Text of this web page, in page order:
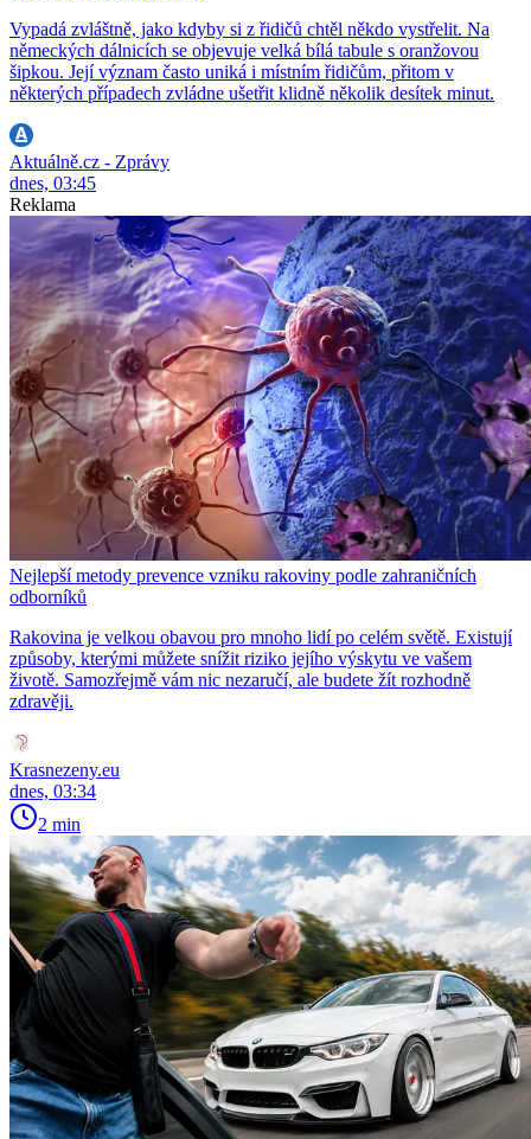
Vypadá zvláštně, jako kdyby si z řidičů chtěl někdo vystřelit. Na
německých dálnicích se objevuje velká bílá tabule s oranžovou
šipkou. Její význam často uniká i místním řidičům, přitom v
některých případech zvládne ušetřit klidně několik desítek minut.
Aktuálně.cz - Zprávy
dnes, 03:45
Reklama
Nejlepší metody prevence vzniku rakoviny podle zahraničních
odborníků
Rakovina je velkou obavou pro mnoho lidí po celém světě. Existují
způsoby, kterými můžete snížit riziko jejího výskytu ve vašem
životě. Samozřejmě vám nic nezaručí, ale budete žít rozhodně
zdravěji.
Krasnezeny.eu
dnes, 03:34
2 min